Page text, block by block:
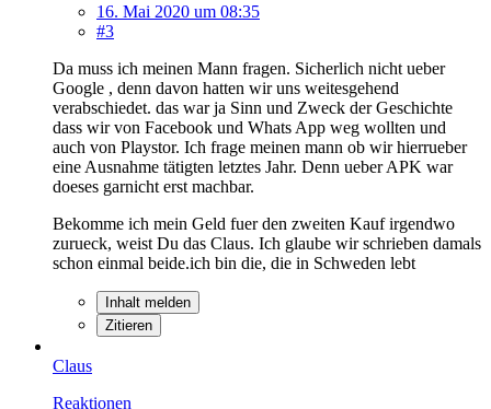
16. Mai 2020 um 08:35
#3
Da muss ich meinen Mann fragen. Sicherlich nicht ueber
Google , denn davon hatten wir uns weitesgehend
verabschiedet. das war ja Sinn und Zweck der Geschichte
dass wir von Facebook und Whats App weg wollten und
auch von Playstor. Ich frage meinen mann ob wir hierrueber
eine Ausnahme tätigten letztes Jahr. Denn ueber APK war
doeses garnicht erst machbar.
Bekomme ich mein Geld fuer den zweiten Kauf irgendwo
zurueck, weist Du das Claus. Ich glaube wir schrieben damals
schon einmal beide.ich bin die, die in Schweden lebt
Inhalt melden
Zitieren
Claus
Reaktionen